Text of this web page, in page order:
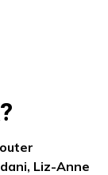
Liz-Anne